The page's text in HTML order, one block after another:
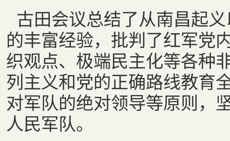
古田会议总结了从南昌起
的丰富经验，批判了红军党
织观点、极端民主化等各种
列主义和党的正确路线教育
对军队的绝对领导等原则，
人民军队。